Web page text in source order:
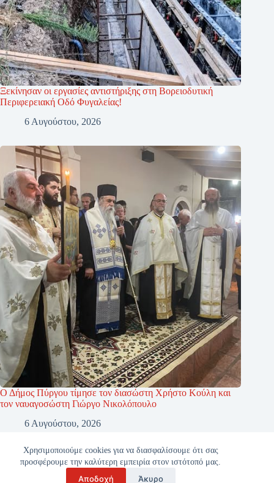
Χρησιμοποιούμε cookies για να διασφαλίσουμε ότι σας
προσφέρουμε την καλύτερη εμπειρία στον ιστότοπό μας.
Αποδοχή Άκυρο
Ξεκίνησαν οι εργασίες αντιστήριξης στη Βορειοδυτική
Περιφερειακή Οδό Φυγαλείας!
6 Αυγούστου, 2026
Ο Δήμος Πύργου τίμησε τον διασώστη Χρήστο Κούλη και
τον ναυαγοσώστη Γιώργο Νικολόπουλο
6 Αυγούστου, 2026